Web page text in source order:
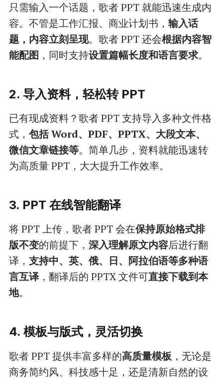
只需输入一个话题，歌者 PPT 就能迅速生成内
容。不管是工作汇报、商业计划书， 输入话
题，内容立刻呈现。歌者 PPT 还会根据内容智
能配图 ，同时支持设置篇幅长度和语言要求。
2. 导入资料，轻松转 PPT
已有现成资料？歌者 PPT 支持导入多种文件格
式， 包括 Word、PDF、PPTX、大段文本、
微信文章链接等。简单几步，资料就能迅速转
为高质量 PPT，大大提升工作效率。
3. PPT 在线智能翻译
将 PPT 上传，歌者 PPT 会在保持原始格式排
版不变的前提下， 深入理解原文内容后进行翻
译， 支持中、英、俄、日、阿拉伯语等多种语
言互译，翻译后的 PPTX 文件可直接下载到本
地。
4. 模板与版式，灵活切换
歌者 PPT 提供丰富多样的高质量模板 ，无论是
商务简约风、科技感十足，还是清新自然的设